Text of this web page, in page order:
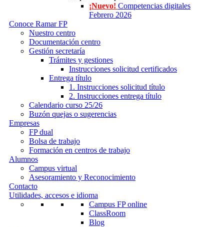
¡Nuevo! Competencias digitales
Febrero 2026
Conoce Ramar FP
Nuestro centro
Documentación centro
Gestión secretaría
Trámites y gestiones
Instrucciones solicitud certificados
Entrega título
1. Instrucciones solicitud título
2. Instrucciones entrega título
Calendario curso 25/26
Buzón quejas o sugerencias
Empresas
FP dual
Bolsa de trabajo
Formación en centros de trabajo
Alumnos
Campus virtual
Asesoramiento y Reconocimiento
Contacto
Utilidades, accesos e idioma
Campus FP online
ClassRoom
Blog